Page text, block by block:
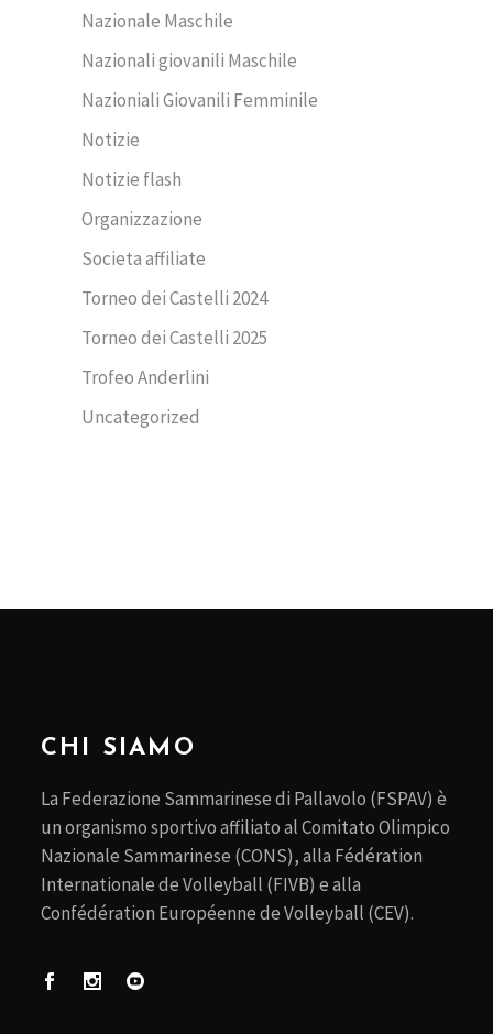
Nazionale Maschile
Nazionali giovanili Maschile
Nazioniali Giovanili Femminile
Notizie
Notizie flash
Organizzazione
Societa affiliate
Torneo dei Castelli 2024
Torneo dei Castelli 2025
Trofeo Anderlini
Uncategorized
CHI SIAMO
La Federazione Sammarinese di Pallavolo (FSPAV) è
un organismo sportivo affiliato al Comitato Olimpico
Nazionale Sammarinese (CONS), alla Fédération
Internationale de Volleyball (FIVB) e alla
Confédération Européenne de Volleyball (CEV).